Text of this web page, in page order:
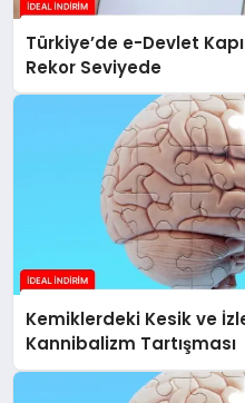
Türkiye’de e-Devlet
Rekor Seviyede
Kemiklerdeki Kesik ve
Kannibalizm Tartışması